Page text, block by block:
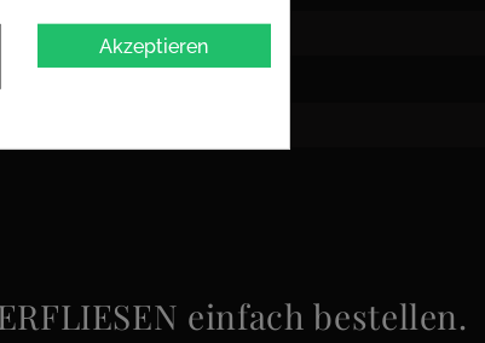
einfach bestellen.
Akzeptieren